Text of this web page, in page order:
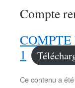
Compte
1
Ce contenu a